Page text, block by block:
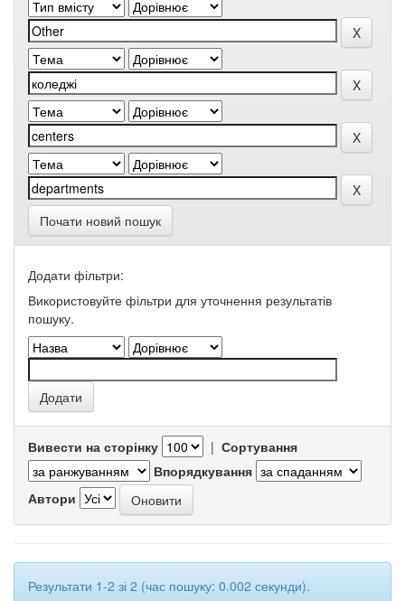
Почати новий пошук
Додати фільтри:
Використовуйте фільтри для уточнення результатів
пошуку.
Вивести на сторінку | Сортування
Впорядкування
Автори
Результати 1-2 зі 2 (час пошуку: 0.002 секунди).